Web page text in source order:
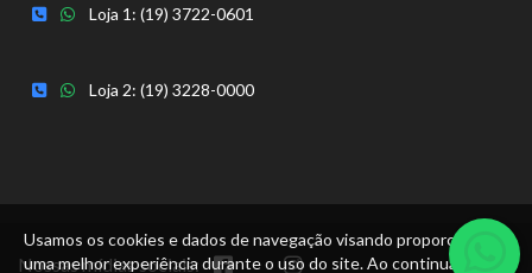
Usamos os cookies e dados de navegação visando proporcionar
uma melhor experiência durante o uso do site. Ao continuar, você
Loja 1: (19) 3722-0601
Loja 2: (19) 3228-0000
Nossas mídias sociais: